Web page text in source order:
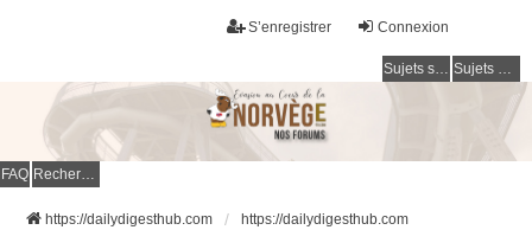
Connexion
S’enregistrer
Sujets sans réponse Sujets actifs
FAQ Rechercher
https://dailydigesthub.com https://dailydigesthub.com